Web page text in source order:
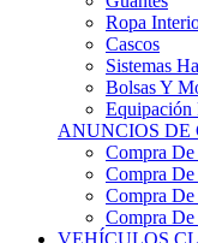
Cascos
Sistemas
Bolsas Y
Equipación
ANUNCIOS DE
Compra De
Compra De
Compra De
Compra
VEHÍCULOS
VEHÍCULOS